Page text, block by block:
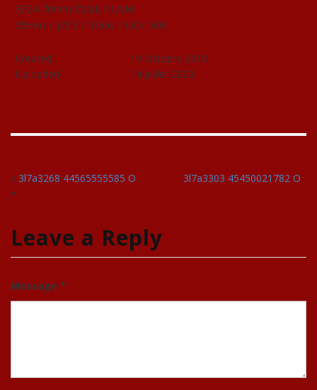
EF24-70mm f/2.8L II USM
35mm / ƒ/3.5 / 1/50s / ISO 1600
Created
19 Octobre 2018
Uploaded
14 Juillet 2023
« 3l7a3268 44565555585 O
3l7a3303 45450021782 O
»
Leave a Reply
Message *